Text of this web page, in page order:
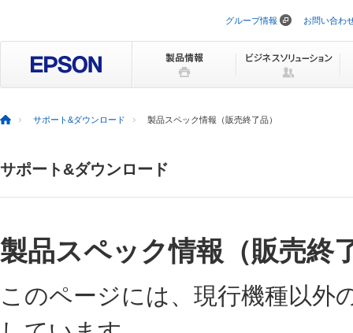
ビ
ョ
を
グループ情報 お問い合わ
サポート&ダウンロード 製品スペック情報（販売終了品）
サポート&ダウンロード
製品スペック情報（販売終
このページには、現行機種以外